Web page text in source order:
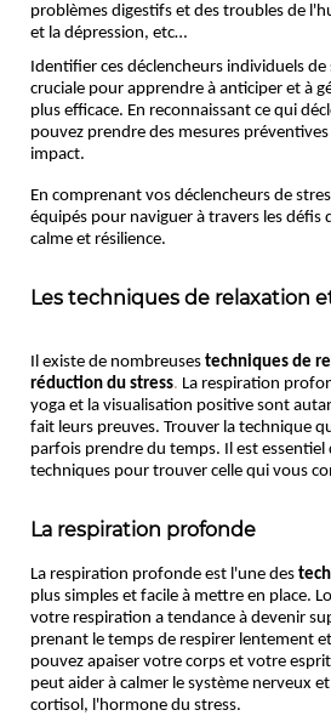
problèmes digestifs et des troubles de
et la dépression, etc…
Identifier ces déclencheurs individuels de
cruciale pour apprendre à anticiper et à
plus efficace. En reconnaissant ce qui
pouvez prendre des mesures
impact.
En comprenant vos déclencheurs de
équipés pour naviguer à travers les défis
calme et résilience.
Les techniques de relaxation
Il existe de nombreuses techniques de
réduction du stress. La respiration
yoga et la visualisation positive sont
fait leurs preuves. Trouver la technique
parfois prendre du temps. Il est essentiel
techniques pour trouver celle qui vous
La respiration profonde
La respiration profonde est l'une des
plus simples et facile à mettre en place.
votre respiration a tendance à devenir
prenant le temps de respirer lentement
pouvez apaiser votre corps et votre
peut aider à calmer le système nerveux
cortisol, l'hormone du stress.